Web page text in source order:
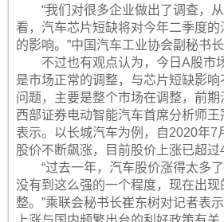
“我们对很多企业做出了调查，
看，汽车芯片短缺将对今年二季度
的影响。”中国汽车工业协会副秘书
不过也有观点认为，今日A股市
是市场正常的调整，与芯片短缺影响
问题，主要是整个市场在调整，前期
西部证券电动智能汽车首席分析师
表示。以长城汽车为例，自2020年7
股价不断飙涨，目前股价上涨已超过4
“过去一年，汽车股价涨得太多
没有到这么强的一个程度，现在出现
整。”乘联会秘书长崔东树对记者表